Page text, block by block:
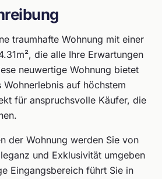
traumhafte Wohnung mit einer
die alle Ihre Erwartungen
neuwertige Wohnung bietet
Wohnerlebnis auf höchstem
für anspruchsvolle Käufer, die
der Wohnung werden Sie von
und Exklusivität umgeben
Eingangsbereich führt Sie in